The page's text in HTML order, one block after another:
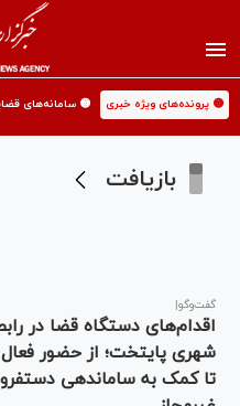
🟡 پرونده‌های ویژه خبری 🟡 سامانه‌های
بازیافت
گفت‌وگو|
اقدام‌های دستگاه قضا در
شهری پایتخت؛ از حضور
تا کمک به ساماندهی